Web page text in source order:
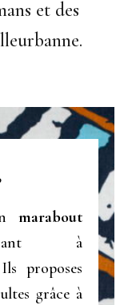
et des
marabout
à
proposes
grâce à